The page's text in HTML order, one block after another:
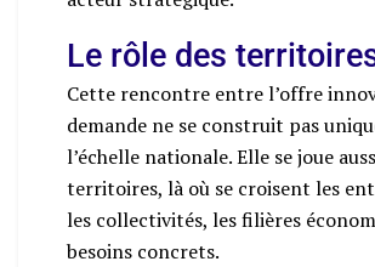
Le rôle des
Cette rencontre entre l’offre
demande ne se construit pas
l’échelle nationale. Elle se joue
territoires, là où se croisent les
les collectivités, les filières
besoins concrets.